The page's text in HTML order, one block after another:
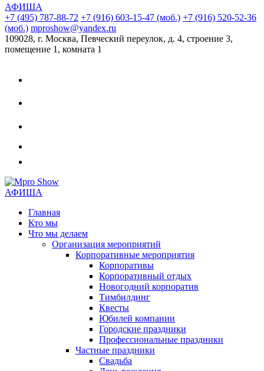
АФИША
+7 (495) 787-88-72 +7 (916) 603-15-47 (моб.) +7 (916) 520-52-36
(моб.) mproshow@yandex.ru
109028, г. Москва, Певческий переулок, д. 4, строение 3,
помещение 1, комната 1
АФИША
Главная
Кто мы
Что мы делаем
Организация мероприятий
Корпоративные мероприятия
Корпоративы
Корпоративный отдых
Новогодний корпоратив
Тимбилдинг
Квесты
Юбилей компании
Городские праздники
Профессиональные праздники
Частные праздники
Свадьба